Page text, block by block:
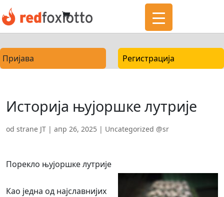
Пријава Регистрација
Историја њујоршке лутрије
od strane JT | апр 26, 2025 | Uncategorized @sr
Порекло њујоршке лутрије
Као једна од најславнијих